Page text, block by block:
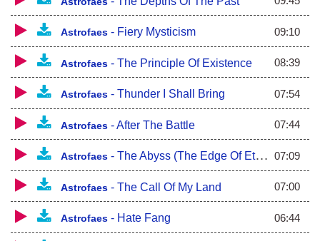
Let stretch out your hands
Your master don't blind you're by light
By light from the heavnes of lies
Your life burns and burnt
The flames of the end
Our flag is still risen
Rising and immortal
Eternal fiery mysticism
Astrofaes - Fiery Mysticism 09:10
Astrofaes - The Principle Of Existence 08:39
Astrofaes - Thunder I Shall Bring 07:54
Astrofaes -After The Battle 07:44
Astrofaes - The Abyss (The Edge Of Eternity) 07:09
Astrofaes - The Call Of My Land 07:00
Astrofaes - Hate Fang 06:44